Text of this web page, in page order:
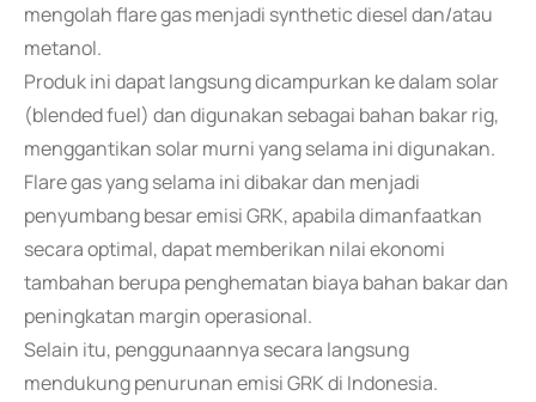
mengolah flare gas menjadi synthetic diesel dan/atau
metanol.
Produk ini dapat langsung dicampurkan ke dalam solar
(blended fuel) dan digunakan sebagai bahan bakar rig,
menggantikan solar murni yang selama ini digunakan.
Flare gas yang selama ini dibakar dan menjadi
penyumbang besar emisi GRK, apabila dimanfaatkan
secara optimal, dapat memberikan nilai ekonomi
tambahan berupa penghematan biaya bahan bakar dan
peningkatan margin operasional.
Selain itu, penggunaannya secara langsung
mendukung penurunan emisi GRK di Indonesia.